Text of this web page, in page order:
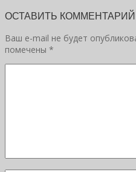
ОСТАВИТЬ КОММЕНТАРИЙ
Ваш e-mail не будет
помечены *